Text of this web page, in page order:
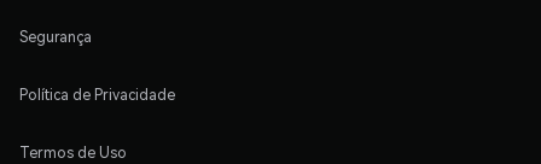
Segurança
Política de Privacidade
Termos de Uso